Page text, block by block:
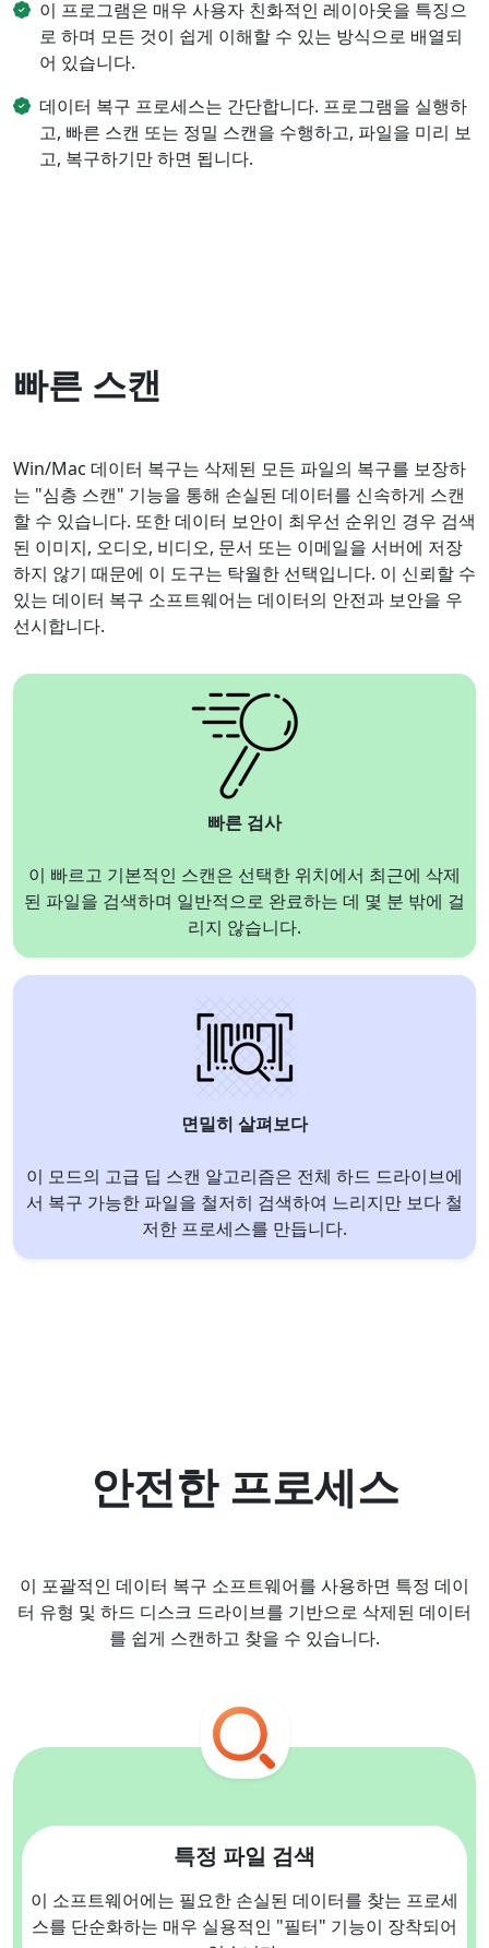
이 프로그램은 매우 사용자 친화적인 레이아웃을 특징으
로 하며 모든 것이 쉽게 이해할 수 있는 방식으로 배열되
어 있습니다.
데이터 복구 프로세스는 간단합니다. 프로그램을 실행하
고, 빠른 스캔 또는 정밀 스캔을 수행하고, 파일을 미리 보
고, 복구하기만 하면 됩니다.
빠른 스캔
Win/Mac 데이터 복구는 삭제된 모든 파일의 복구를 보장하
는 "심층 스캔" 기능을 통해 손실된 데이터를 신속하게 스캔
할 수 있습니다. 또한 데이터 보안이 최우선 순위인 경우 검색
된 이미지, 오디오, 비디오, 문서 또는 이메일을 서버에 저장
하지 않기 때문에 이 도구는 탁월한 선택입니다. 이 신뢰할 수
있는 데이터 복구 소프트웨어는 데이터의 안전과 보안을 우
선시합니다.
빠른 검사
이 빠르고 기본적인 스캔은 선택한 위치에서 최근에 삭제
된 파일을 검색하며 일반적으로 완료하는 데 몇 분 밖에 걸
리지 않습니다.
면밀히 살펴보다
이 모드의 고급 딥 스캔 알고리즘은 전체 하드 드라이브에
서 복구 가능한 파일을 철저히 검색하여 느리지만 보다 철
저한 프로세스를 만듭니다.
안전한 프로세스
이 포괄적인 데이터 복구 소프트웨어를 사용하면 특정 데이
터 유형 및 하드 디스크 드라이브를 기반으로 삭제된 데이터
를 쉽게 스캔하고 찾을 수 있습니다.
특정 파일 검색
이 소프트웨어에는 필요한 손실된 데이터를 찾는 프로세
스를 단순화하는 매우 실용적인 "필터" 기능이 장착되어
Dansk Ελληνικά
Türk
русский
Bahasa Melayu
ไทย
한국어
Română
Polskie
қазақ